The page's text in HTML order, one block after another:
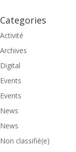
Categories
Activité
Archives
Digital
Events
Events
News
News
Non classifié(e)